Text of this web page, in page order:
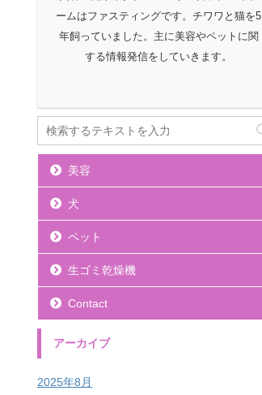
ームはファスティングです。チワワと猫を5
年飼っていました。主に美容やペットに関
する情報発信をしていきます。
美容
犬
ペット
生ゴミ乾燥機
Contact
アーカイブ
2025年8月